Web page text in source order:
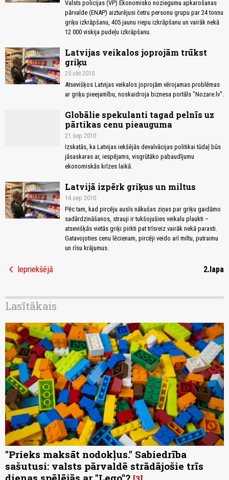
Valsts policijas (VP) Ekonomisko noziegumu apkarošanas
pārvalde (ENAP) aizturējusi četru personu grupu par 24 tonnu
griķu izkrāpšanu, 405 jaunu riepu izkrāpšanu un vairāk nekā
12 000 viskija pudeļu izkrāpšanu.
Latvijas veikalos joprojām trūkst
griķu
25.okt 2010
Atsevišķos Latvijas veikalos joprojām vērojamas problēmas
ar griķu pieejamību, noskaidroja biznesa portāls "Nozare.lv".
Globālie spekulanti tagad pelnīs uz
pārtikas cenu pieauguma
21.sep 2010
Izskatās, ka Latvijas iekšējās devalvācijas politikai tūdaļ būs
jāsaskaras ar, iespējams, visgrūtāko pabaudījumu
ekonomiskās krīzes laikā.
Latvijā izpērk griķus un miltus
14.sep 2010
Pēc tam, kad pircēju ausīs nākušas ziņas par griķu gaidāmo
sadārdzināšanos, strauji ir tukšojušies veikalu plaukti –
atsevišķās vietās griķi pirkti pat trīsreiz vairāk nekā parasti.
Gatavojoties cenu lēcienam, pircēji veido arī miltu, putraimu
un rīsu krājumus.
chevron_left Iepriekšējā 2.lapa
Lasītākais
"Prieks maksāt nodokļus." Sabiedrība
sašutusi: valsts pārvaldē strādājošie trīs